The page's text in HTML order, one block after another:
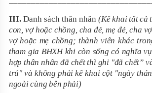
III.Danh sách thân nhân(Kê khai tất cả
con, vợ hoặc chồng, cha đẻ, mẹ đẻ, cha
vợ hoặc mẹ chồng; thành viên khác
tham gia BHXH khi còn sống có nghĩa
hợp thân nhân đã chết thì ghi "đã chết”
trú" và không phải kê khai cột "ngày
ngoài cùng bên phải)